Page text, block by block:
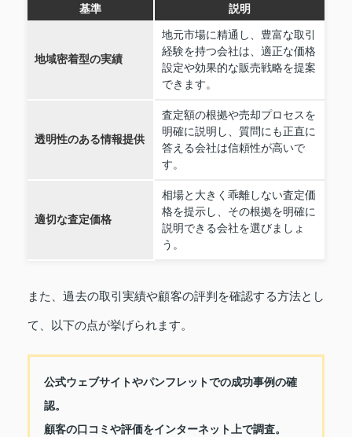
基準 説明
地域密着型の実績
地元市場に精通し、豊富な取引
経験を持つ会社は、適正な価格
設定や効果的な販売戦略を提案
できます。
透明性のある情報提供
査定額の根拠や売却プロセスを
明確に説明し、質問にも正直に
答える会社は信頼性が高いで
す。
適切な査定価格
相場と大きく乖離しない査定価
格を提示し、その根拠を明確に
説明できる会社を選びましょ
う。
また、過去の取引実績や顧客の評判を確認する方法とし
て、以下の点が挙げられます。
公式ウェブサイトやパンフレットでの成功事例の確
認。
顧客の口コミや評価をインターネット上で調査。